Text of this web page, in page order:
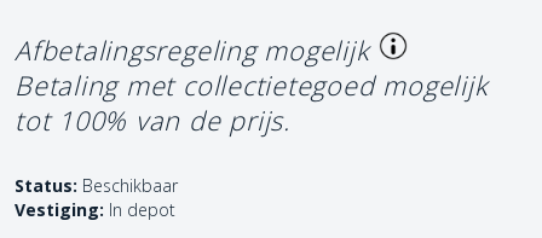
Afbetalingsregeling mogelijk
Betaling met collectietegoed mogelijk
tot 100% van de prijs.
Status: Beschikbaar
Vestiging: In depot